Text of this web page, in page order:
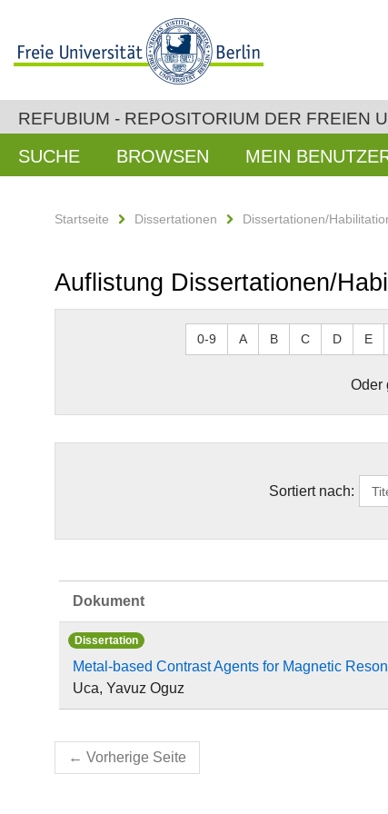
REFUBIUM - REPOSITORIUM DER FREIEN
SUCHE BROWSEN MEIN
Startseite Dissertationen Dissertationen/
Auflistung Dissertationen/
0-9 A B C D E
Oder
Sortiert nach:
Dokument
Dissertation
Metal-based Contrast Agents for Magnetic
Uca, Yavuz Oguz
← Vorherige Seite